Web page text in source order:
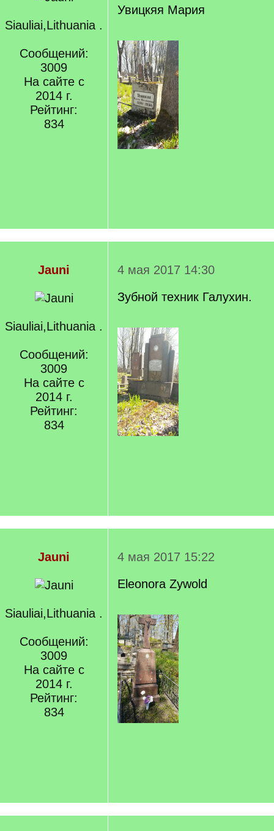
Siauliai,Lithuania .
Сообщений:
3009
На сайте с
2014 г.
Рейтинг:
834
Увицкяя Мария
Jauni
Siauliai,Lithuania .
Сообщений:
3009
На сайте с
2014 г.
Рейтинг:
834
4 мая 2017 14:30
Зубной техник Галухин.
Jauni
Siauliai,Lithuania .
Сообщений:
3009
На сайте с
2014 г.
Рейтинг:
834
4 мая 2017 15:22
Eleonora Zywold